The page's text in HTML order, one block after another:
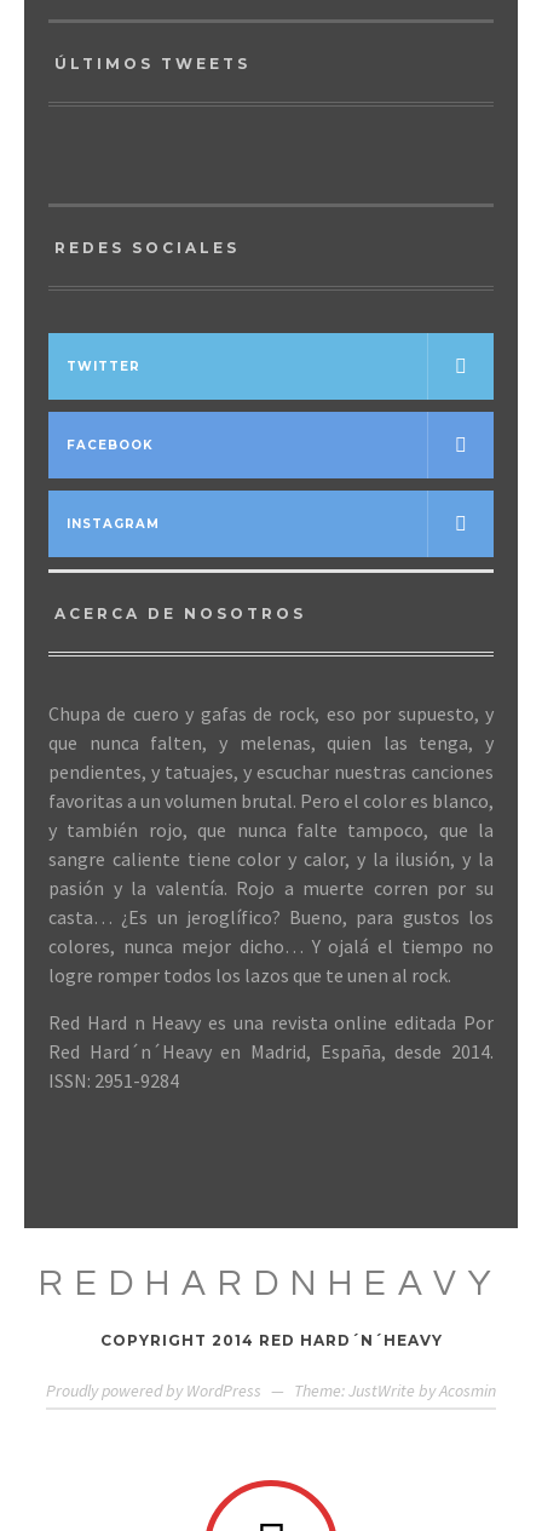
ÚLTIMOS TWEETS
REDES SOCIALES
TWITTER
FACEBOOK
INSTAGRAM
ACERCA DE NOSOTROS
Chupa de cuero y gafas de rock, eso por supuesto, y
que nunca falten, y melenas, quien las tenga, y
pendientes, y tatuajes, y escuchar nuestras canciones
favoritas a un volumen brutal. Pero el color es blanco,
y también rojo, que nunca falte tampoco, que la
sangre caliente tiene color y calor, y la ilusión, y la
pasión y la valentía. Rojo a muerte corren por su
casta… ¿Es un jeroglífico? Bueno, para gustos los
colores, nunca mejor dicho… Y ojalá el tiempo no
logre romper todos los lazos que te unen al rock.
Red Hard n Heavy es una revista online editada Por
Red Hard´n´Heavy en Madrid, España, desde 2014.
ISSN: 2951-9284
REDHARDNHEAVY
COPYRIGHT 2014 RED HARD´N´HEAVY
Proudly powered by WordPress — Theme: JustWrite byAcosmin